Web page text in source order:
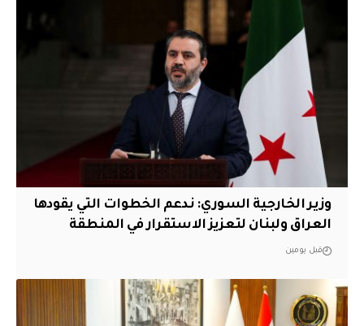
وزير الخارجية السوري: ندعم الخطوات التي يقودها
العراق ولبنان لتعزيز الاستقرار في المنطقة
قبل يومين